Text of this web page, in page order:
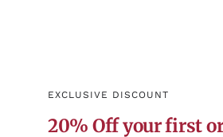
EXCLUSIVE DISCOUNT
20% Off your first